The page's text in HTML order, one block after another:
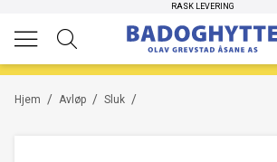
RASK LEVERING
/
Hjem /
Avløp /
Sluk